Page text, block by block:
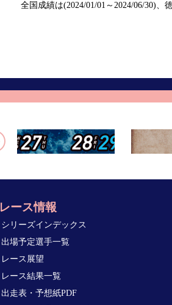
全国成績は(2024/01/01～2024/06/30)、
レース情報
シリーズインデックス
出場予定選手一覧
レース展望
レース結果一覧
出走表・予想紙PDF